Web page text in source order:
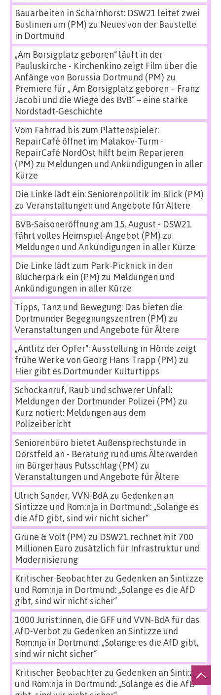
Bauarbeiten in Scharnhorst: DSW21 leitet zwei
Buslinien um (PM) zu Neues von der Baustelle
in Dortmund
„Am Borsigplatz geboren“ läuft in der
Pauluskirche - Kirchenkino zeigt Film über die
Anfänge von Borussia Dortmund (PM) zu
Premiere für „ Am Borsigplatz geboren – Franz
Jacobi und die Wiege des BvB“ – eine starke
Nordstadt-Geschichte
Vom Fahrrad bis zum Plattenspieler:
RepairCafé öffnet im Malakov-Turm -
RepairCafé NordOst hilft beim Reparieren
(PM) zu Meldungen und Ankündigungen in aller
Kürze
Die Linke lädt ein: Seniorenpolitik im Blick (PM)
zu Veranstaltungen und Angebote für Ältere
BVB-Saisoneröffnung am 15. August - DSW21
fährt volles Heimspiel-Angebot (PM) zu
Meldungen und Ankündigungen in aller Kürze
Die Linke lädt zum Park-Picknick in den
Blücherpark ein (PM) zu Meldungen und
Ankündigungen in aller Kürze
Tipps, Tanz und Bewegung: Das bieten die
Dortmunder Begegnungszentren (PM) zu
Veranstaltungen und Angebote für Ältere
„Antlitz der Opfer“: Ausstellung in Hörde zeigt
frühe Werke von Georg Hans Trapp (PM) zu
Hier gibt es Dortmunder Kulturtipps
Schockanruf, Raub und schwerer Unfall:
Meldungen der Dortmunder Polizei (PM) zu
Kurz notiert: Meldungen aus dem
Polizeibericht
Seniorenbüro bietet Außensprechstunde in
Dorstfeld an - Beratung rund ums Älterwerden
im Bürgerhaus Pulsschlag (PM) zu
Veranstaltungen und Angebote für Ältere
Ulrich Sander, VVN-BdAzu Gedenken an
Sinti:zze und Rom:nja in Dortmund: „Solange es
die AfD gibt, sind wir nicht sicher“
Grüne & Volt (PM) zu DSW21 rechnet mit 700
Millionen Euro zusätzlich für Infrastruktur und
Modernisierung
Kritischer Beobachterzu Gedenken an Sinti:zze
und Rom:nja in Dortmund: „Solange es die AfD
gibt, sind wir nicht sicher“
1000 Jurist:innen, die GFF und VVN-BdA für das
AfD-Verbot zu Gedenken an Sinti:zze und
Rom:nja in Dortmund: „Solange es die AfD gibt,
sind wir nicht sicher“
Kritischer Beobachterzu Gedenken an Sinti:zze
und Rom:nja in Dortmund: „Solange es die AfD